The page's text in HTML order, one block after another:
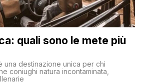
quali sono le mete più
una destinazione unica per chi
coniughi natura incontaminata,